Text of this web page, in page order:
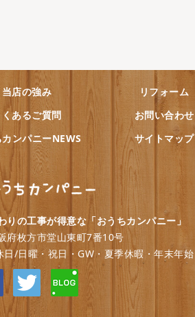
当店の強み リフォーム
くあるご質問 お問い合わせ
ンパニーNEWS サイトマップ
の工事が得意な「おうちカンパニー」
府枚方市堂山東町7番10号
/日曜・祝日・GW・夏季休暇・年末年始